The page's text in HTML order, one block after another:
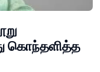
கொந்தளித்த